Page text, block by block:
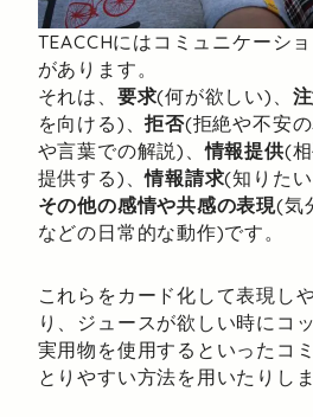
TEACCHにはコミュニケーシ
があります。
それは、 要求(何が欲しい)、
を向ける)、拒否(拒絶や不安
や言葉での解説)、情報提供(
提供する)、情報請求(知りた
その他の感情や共感の表現(気
などの日常的な動作)です。
これらをカード化して表現し
り、ジュースが欲しい時にコ
実用物を使用するといったコ
とりやすい方法を用いたりしま